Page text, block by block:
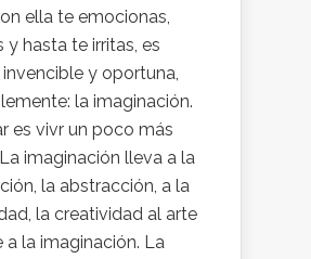
ella te emocionas,
y hasta te irritas, es
y oportuna,
la imaginación.
es vivr un poco más
imaginación lleva a la
la abstracción, a la
la creatividad al arte
a la imaginación. La